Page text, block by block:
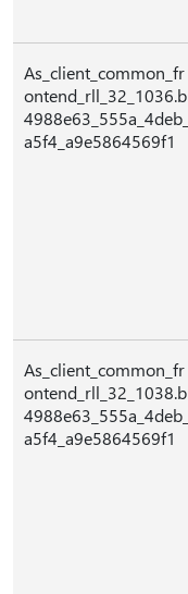
As_client_common_fr
ontend_rll_32_1036.b
4988e63_555a_4deb_
a5f4_a9e5864569f1
As_client_common_fr
ontend_rll_32_1038.b
4988e63_555a_4deb_
a5f4_a9e5864569f1